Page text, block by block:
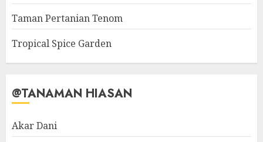
Taman Pertanian Tenom
Tropical Spice Garden
@TANAMAN HIASAN
Akar Dani